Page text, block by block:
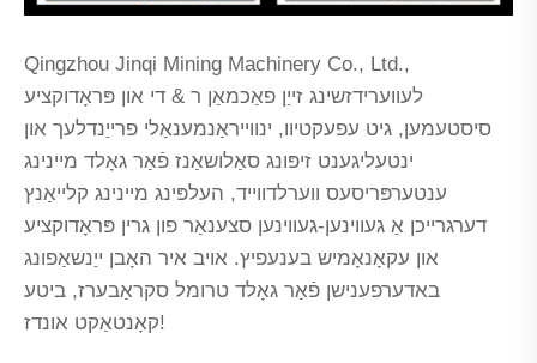
Qingzhou Jinqi Mining Machinery Co., Ltd.,
לעווערידזשינג זייַן פאַכמאַן ר & די און פּראָדוקציע
סיסטעמען, גיט עפעקטיוו, ינווייראַנמענאַלי פרייַנדלעך און
ינטעליגענט זיפּונג סאַלושאַנז פֿאַר גאָלד מיינינג
ענטערפּריסעס ווערלדווייד, העלפּינג מיינינג קלייאַנץ
דערגרייכן אַ געווינען-געווינען סצענאַר פון גרין פּראָדוקציע
און עקאָנאָמיש בענעפיץ. אויב איר האָבן ייַנשאַפונג
באדערפענישן פֿאַר גאָלד טרומל סקראַבערז, ביטע
קאָנטאַקט אונדז!